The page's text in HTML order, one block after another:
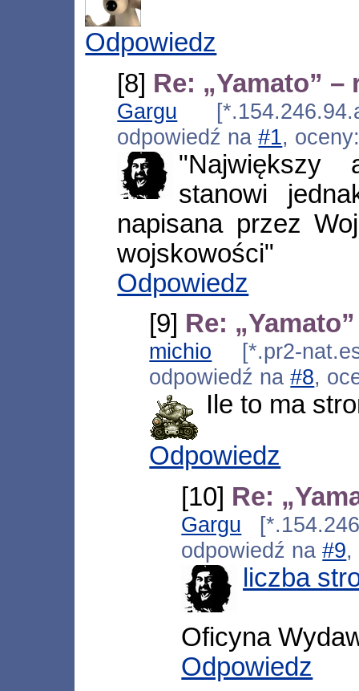
Odpowiedz
[8] Re: „Yamato”
Gargu
odpowiedź na#1,
"Największy
stanowi
napisana przez
wojskowości"
Odpowiedz
[9] Re:
michio [*.pr2-
odpowiedź na#8,
Ile to ma
Odpowiedz
[10] Re:
Gargu
odpowiedź na#9,
liczba
Oficyna
Odpowiedz